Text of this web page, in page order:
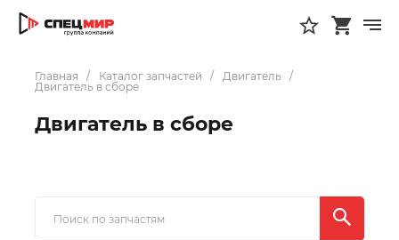
Главная Каталог запчастей
Двигатель
Двигатель в сборе
Двигатель в сборе